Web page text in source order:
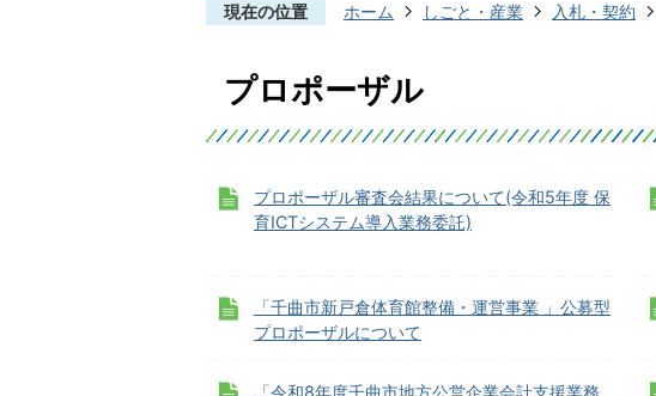
現在の位置 ホーム しごと・産業 入札・契約
プロポーザル
プロポーザル審査会結果について(令和5年度 保
育ICTシステム導入業務委託)
「千曲市新戸倉体育館整備・運営事業 」公募型
プロポーザルについて
「令和8年度千曲市地方公営企業会計支援業務